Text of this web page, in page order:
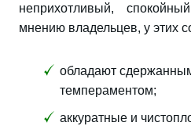
неприхотливый,
мнению владельцев, у этих
обладают
темпераментом;
аккуратные и